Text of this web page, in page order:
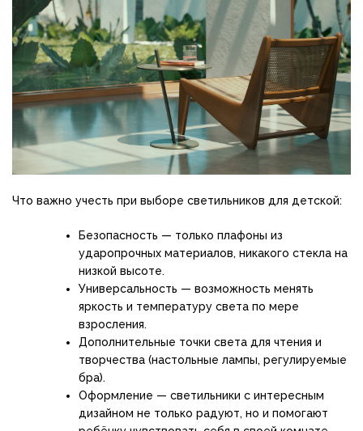
Что важно учесть при выборе светильников для детской:
Безопасность — только плафоны из
ударопрочных материалов, никакого стекла на
низкой высоте.
Универсальность — возможность менять
яркость и температуру света по мере
взросления.
Дополнительные точки света для чтения и
творчества (настольные лампы, регулируемые
бра).
Оформление — светильники с интересным
дизайном не только радуют, но и помогают